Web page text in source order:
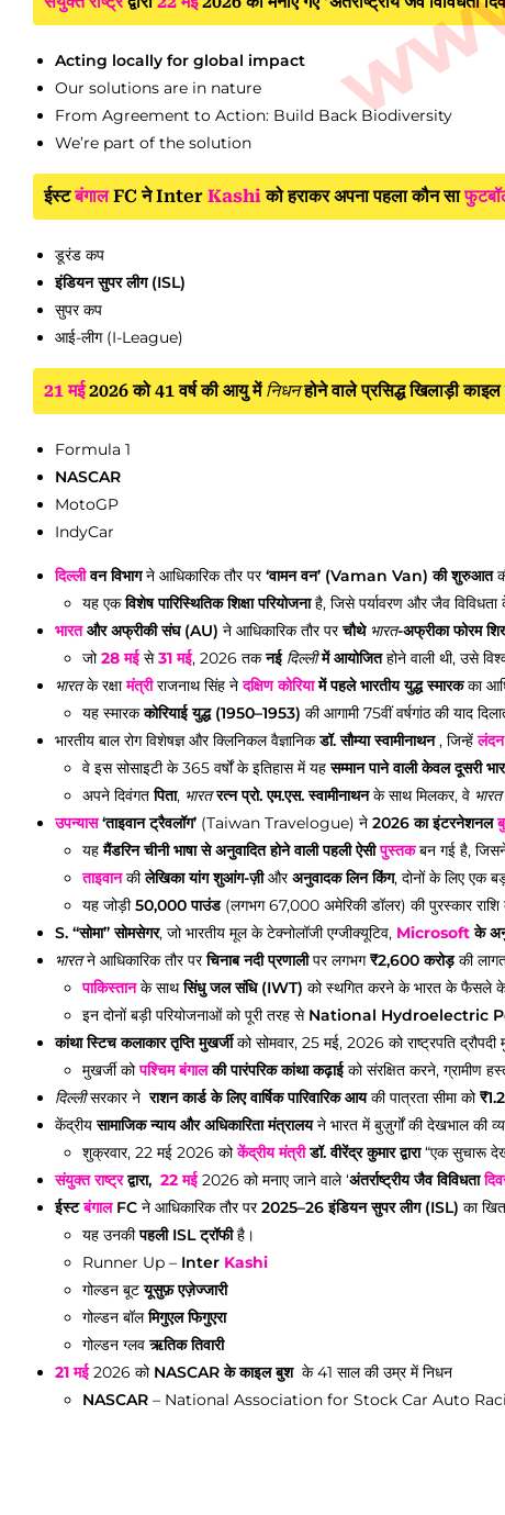
Acting locally for global impact
Our solutions are in nature
From Agreement to Action: Build Back Biodiversity
We’re part of the solution
ईस्टबंगालFC ने Inter Kashiको हराकर अपना पहला कौन सा
डूरंड कप
इंडियन सुपर लीग (ISL)
सुपर कप
आई-लीग (I-League)
21 मई2026 को 41 वर्ष की आयु मेंनिधनहोने वाले प्रसिद्ध खिलाड़ी
Formula 1
NASCAR
MotoGP
IndyCar
दिल्लीवन विभागने आधिकारिक तौर पर‘वामन वन’ (Vaman Van) की शुरुआत
यह एकविशेष पारिस्थितिक शिक्षा परियोजनाहै, जिसे पर्यावरण और जैव
भारतऔर अफ्रीकी संघ (AU) ने आधिकारिक तौर परचौथे भारत-अफ्रीका फोरम
जो28 मईसे31 मई, 2026 तकनई दिल्लीमें आयोजितहोने वाली थी, उसे
भारतके रक्षामंत्रीराजनाथ सिंह नेदक्षिण कोरियामें पहले भारतीय युद्ध स्मारकका
यह स्मारककोरियाई युद्ध (1950–1953) की आगामी 75वीं वर्षगांठ की याद
भारतीय बाल रोग विशेषज्ञ और क्लिनिकल वैज्ञानिकडॉ. सौम्या स्वामीनाथन, जिन्हेंलंदन
वे इस सोसाइटी के 365 वर्षों के इतिहास में यहसम्मान पाने वाली केवल दूसरी
अपने दिवंगतपिता, भारतरत्न प्रो. एम.एस. स्वामीनाथनके साथ मिलकर, वे भारत
उपन्यास‘ताइवान ट्रैवलॉग’ (Taiwan Travelogue) ने 2026 का इंटरनेशनल
यहमैंडरिन चीनी भाषा से अनुवादित होने वाली पहली ऐसीपुस्तकबन गई है, जिसने
ताइवानकीलेखिका यांग शुआंग-ज़ीऔरअनुवादक लिन किंग, दोनों के लिए एक
यह जोड़ी50,000 पाउंड(लगभग 67,000 अमेरिकी डॉलर) की पुरस्कार राशि
S. “सोमा” सोमसेगर, जो भारतीय मूल के टेक्नोलॉजी एग्जीक्यूटिव, Microsoftके
भारतने आधिकारिक तौर परचिनाब नदी प्रणालीपर लगभग₹2,600 करोड़की
पाकिस्तानके साथसिंधु जल संधि (IWT) को स्थगित करने के भारत के फैसले के
इन दोनों बड़ी परियोजनाओं को पूरी तरह से National Hydroelectric
कांथा स्टिच कलाकार तृप्ति मुखर्जीको सोमवार, 25 मई, 2026 को राष्ट्रपति द्रौपदी
मुखर्जी कोपश्चिम बंगालकी पारंपरिक कांथा कढ़ाईको संरक्षित करने, ग्रामीण
दिल्लीसरकार नेराशन कार्ड के लिए वार्षिक पारिवारिक आयकी पात्रता सीमा को
केंद्रीयसामाजिक न्याय और अधिकारिता मंत्रालयने भारत में बुज़ुर्गों की देखभाल की
शुक्रवार, 22 मई 2026 कोकेंद्रीय मंत्रीडॉ. वीरेंद्र कुमार द्वारा“एक सुचारू
संयुक्त राष्ट्रद्वारा, 22 मई2026 को मनाए जाने वाले ‘अंतर्राष्ट्रीय जैव विविधता
ईस्टबंगालFC ने आधिकारिक तौर पर2025–26 इंडियन सुपर लीग (ISL) का
यह उनकीपहली ISL ट्रॉफीहै।
Runner Up – Inter Kashi
गोल्डन बूटयूसुफ़ एज़ेज्जारी
गोल्डन बॉलमिगुएल फिगुएरा
गोल्डन ग्लवऋतिक तिवारी
21 मई2026 को NASCAR के काइल बुश के 41 साल की उम्र में निधन
NASCAR – National Association for Stock Car Auto